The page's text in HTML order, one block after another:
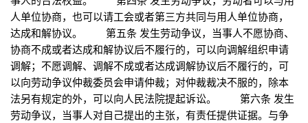
人单位协商，也可以请工会或者第三方共同与用人单位协商，
达成和解协议。 第五条 发生劳动争议，当事人不愿协商、
协商不成或者达成和解协议后不履行的，可以向调解组织申请
调解；不愿调解、调解不成或者达成调解协议后不履行的，可
以向劳动争议仲裁委员会申请仲裁；对仲裁裁决不服的，除本
法另有规定的外，可以向人民法院提起诉讼。 第六条 发生
劳动争议，当事人对自己提出的主张，有责任提供证据。与争